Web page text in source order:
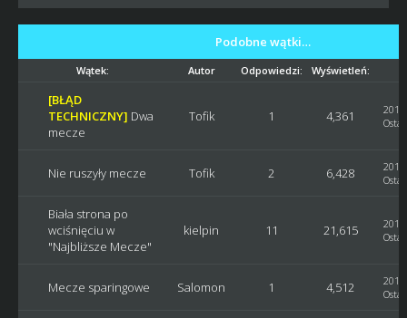
Podobne wątki…
Wątek: Autor Odpowiedzi: Wyświetleń:
[BŁĄD
TECHNICZNY] Dwa
mecze
Tofik 1 4,361
Nie ruszyły mecze Tofik 2 6,428
Biała strona po
wciśnięciu w
"Najbliższe Mecze"
kielpin 11 21,615
Mecze sparingowe Salomon 1 4,512